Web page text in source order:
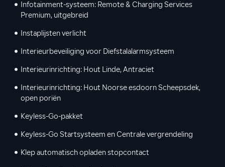
Infotainment-systeem: Remote & Charging Services
Premium, uitgebreid
Instaplijsten verlicht
Interieurbeveiliging voor Diefstalalarmsysteem
Interieurinrichting: Hout Linde, Antraciet
Interieurinrichting: Hout Noorse esdoorn Scheepsdek,
open poriën
Keyless-Go-pakket
Keyless-Go Startsysteem en Centrale vergrendeling
Klep automatisch opladen stopcontact